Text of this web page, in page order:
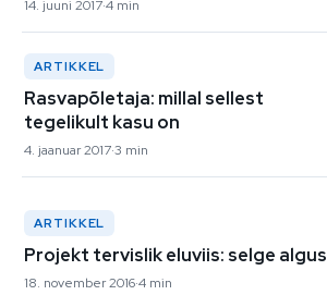
14. juuni 20174 min
ARTIKKEL
Rasvapõletaja: millal sellest
tegelikult kasu on
4. jaanuar 20173 min
ARTIKKEL
Projekt tervislik eluviis: selge algus
18. november 20164 min